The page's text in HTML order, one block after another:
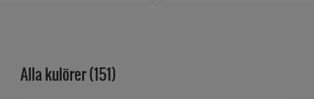
Alla kulörer (151)